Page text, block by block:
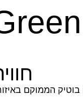
בניין בוטיק